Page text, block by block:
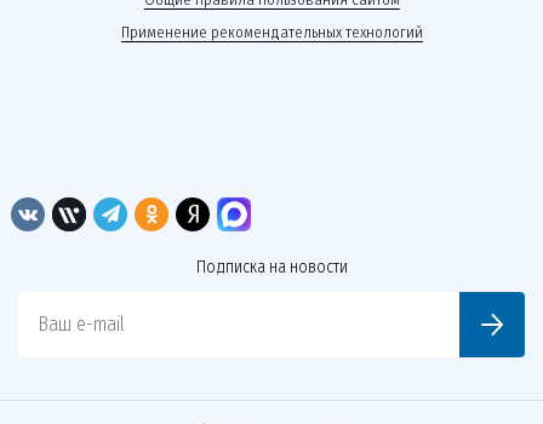
Применение рекомендательных технологий
Подписка на новости
Ваш e-mail